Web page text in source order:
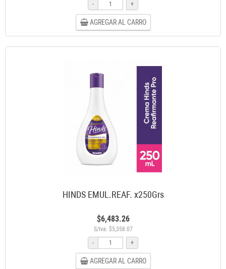
-
+
AGREGAR AL CARRO
HINDS EMUL.REAF. x250Grs
$6,483.26
S/Iva: $5,358.07
-
+
AGREGAR AL CARRO